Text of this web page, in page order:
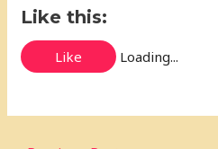
Like this:
Like Loading...